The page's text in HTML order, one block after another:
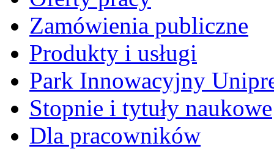
Zamówienia publiczne
Produkty i usługi
Park Innowacyjny
Stopnie i tytuły naukowe
Dla pracowników